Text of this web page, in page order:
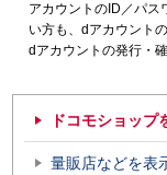
アカウントのID／パス
い方も、dアカウント
dアカウントの発行・
ドコモショップ
量販店などを表